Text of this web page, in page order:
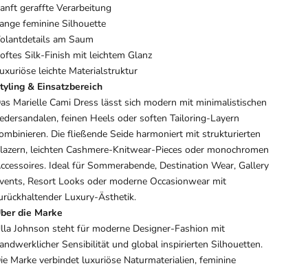
geraffte Verarbeitung
feminine Silhouette
am Saum
Silk-Finish mit leichtem Glanz
leichte Materialstruktur
& Einsatzbereich
Marielle Cami Dress lässt sich modern mit minimalistischen
feinen Heels oder soften Tailoring-Layern
Die fließende Seide harmoniert mit strukturierten
leichten Cashmere-Knitwear-Pieces oder monochromen
Ideal für Sommerabende, Destination Wear, Gallery
Resort Looks oder moderne Occasionwear mit
Luxury-Ästhetik.
die Marke
Johnson steht für moderne Designer-Fashion mit
Sensibilität und global inspirierten Silhouetten.
Marke verbindet luxuriöse Naturmaterialien, feminine